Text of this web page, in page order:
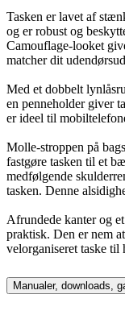
Tasken er lavet af
og er robust og
Camouflage-looket
matcher dit
Med et dobbelt
en penneholder giver
er ideel til
Molle-stroppen på
fastgøre tasken til et
medfølgende
tasken. Denne
Afrundede kanter og
praktisk. Den er nem
velorganiseret taske til
Manualer, downloads,